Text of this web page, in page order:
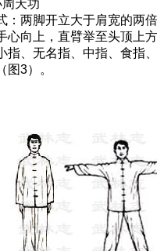
天功
两脚开立大于肩宽的两
心向上，直臂举至头顶上
指、无名指、中指、食指
图3）。